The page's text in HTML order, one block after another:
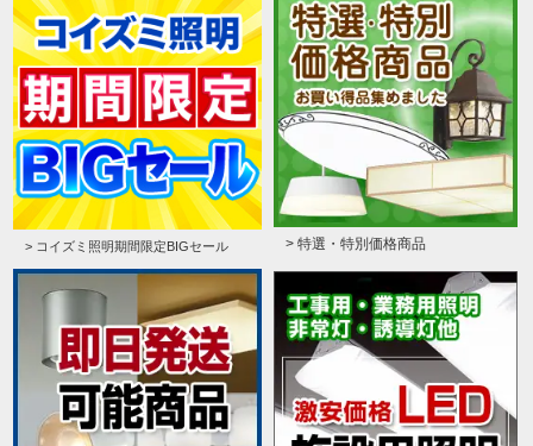
> コイズミ照明期間限定BIGセール > 特選・特別価格商品